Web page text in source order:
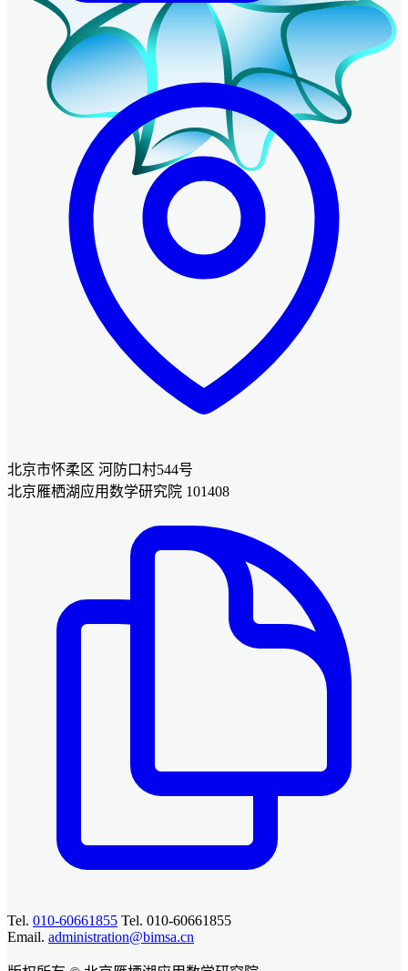
北京市怀柔区 河防口村544号
北京雁栖湖应用数学研究院 101408
Tel. 010-60661855 Tel. 010-60661855
Email. administration@bimsa.cn